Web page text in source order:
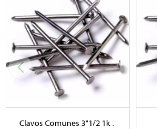
Clavos Comunes 3"1/2 1k .